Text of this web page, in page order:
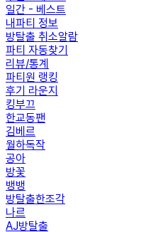
일간 - 베스트
내파티 정보
방탈출 취소알람
파티 자동찾기
리뷰/통계
파티원 랭킹
후기 라운지
킹부끄
한교동팬
김베르
월하독작
공아
방꽃
뱅뱅
방탈출한조각
나르
AJ방탈출